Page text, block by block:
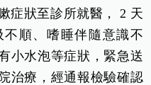
症狀至診所就醫， 2 天
順、嗜睡伴隨意識不
小水泡等症狀，緊急送
治療，經通報檢驗確認